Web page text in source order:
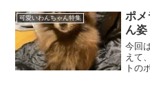
可愛いわんちゃん特集
ポメ
ん姿
今回
えて
トの